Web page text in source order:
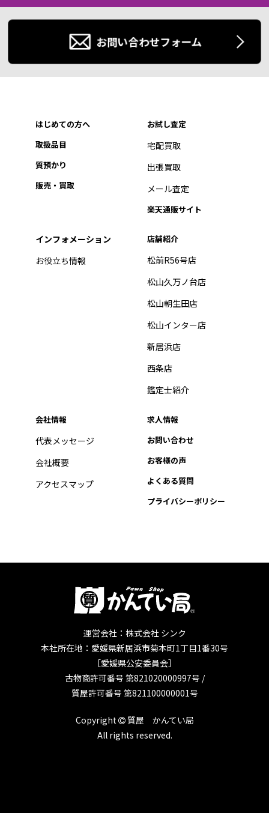
お問い合わせフォーム
はじめての方へ
取扱品目
質預かり
販売・買取
お試し査定
宅配買取
出張買取
メール査定
楽天通販サイト
インフォメーション
お役立ち情報
店舗紹介
松前R56号店
松山久万ノ台店
松山朝生田店
松山インター店
新居浜店
西条店
鑑定士紹介
会社情報
代表メッセージ
会社概要
アクセスマップ
求人情報
お問い合わせ
お客様の声
よくある質問
プライバシーポリシー
運営会社：株式会社 シンク
本社所在地：愛媛県新居浜市菊本町1丁目1番30号
［愛媛県公安委員会］
古物商許可番号 第821020000997号 /
質屋許可番号 第821100000001号
Copyright
質屋 かんてい局
All rights reserved.